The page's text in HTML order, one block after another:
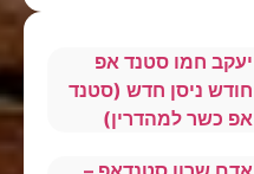
יעקב חמו סטנד אפ
חודש ניסן חדש (סטנד
אפ כשר למהדרין)